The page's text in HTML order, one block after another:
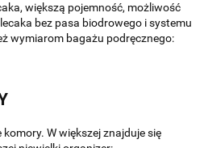
większą pojemność, możliwość
bez pasa biodrowego i systemu
wymiarom bagażu podręcznego:
W większej znajduje się